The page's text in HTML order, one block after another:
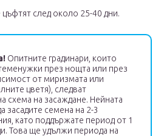
след около 25-40 дни.
Опитните градинари, които
през нощта или през
от миризмата или
цветя), следват
схема на засаждане. Нейната
засадите семена на 2-3
като поддържате период от 1
Това ще удължи периода на